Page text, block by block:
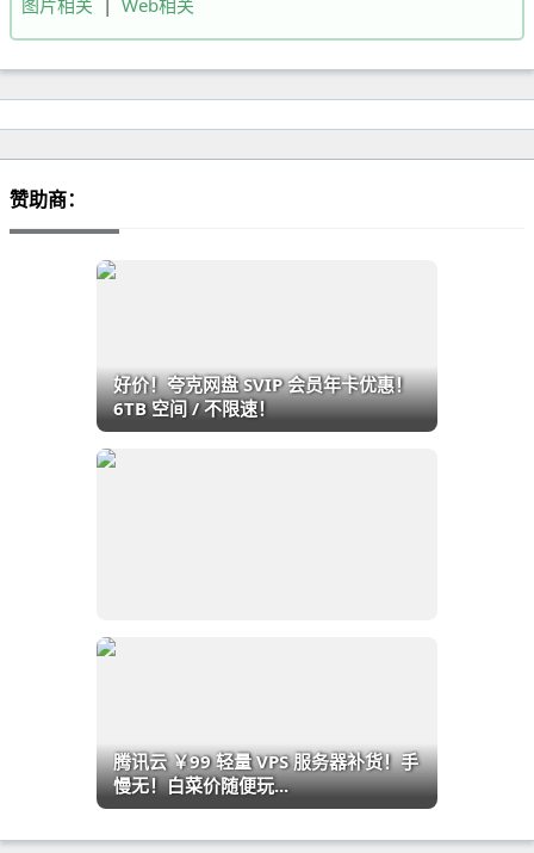
图片相关 Web相关
赞助商：
好价！夸克网盘 SVIP 会员年卡优惠！
6TB 空间 / 不限速！
腾讯云 ￥99 轻量 VPS 服务器补货！手
慢无！白菜价随便玩...